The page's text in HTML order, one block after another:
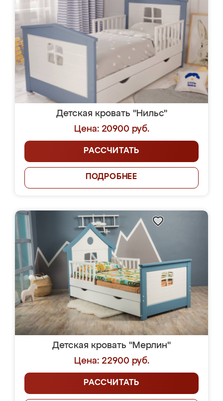
Детская кровать "Нильс"
Цена: 20900 руб.
РАССЧИТАТЬ
ПОДРОБНЕЕ
Детская кровать "Мерлин"
Цена: 22900 руб.
РАССЧИТАТЬ